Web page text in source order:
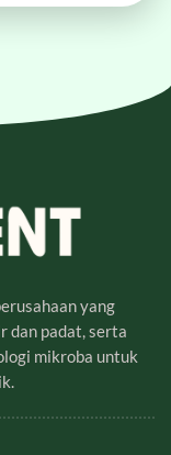
yang
dan padat, serta
mikroba untuk